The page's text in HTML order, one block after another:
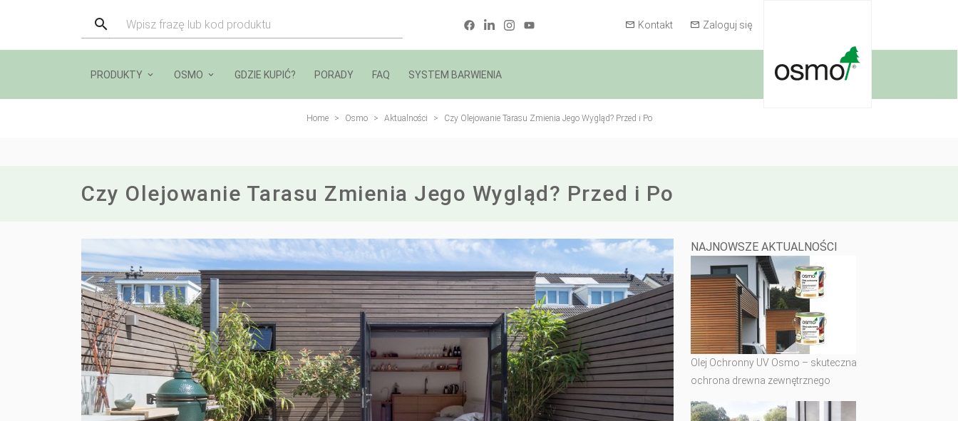
Kontakt Zaloguj się
PRODUKTY OSMO GDZIE KUPIĆ? PORADY FAQ SYSTEM BARWIENIA
Home Osmo Aktualności Czy Olejowanie Tarasu Zmienia Jego Wygląd? Przed i Po
Czy Olejowanie Tarasu Zmienia Jego Wygląd? Przed i Po
NAJNOWSZE AKTUALNOŚCI
Olej Ochronny UV Osmo – skuteczna
ochrona drewna zewnętrznego